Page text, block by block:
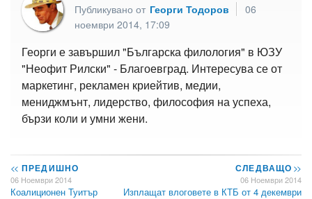
Публикувано от Георги Тодоров
06
ноември 2014, 17:09
Георги е завършил "Българска филология" в ЮЗУ
"Неофит Рилски" - Благоевград. Интересува се от
маркетинг, рекламен криейтив, медии,
мениджмънт, лидерство, философия на успеха,
бързи коли и умни жени.
<< ПРЕДИШНО
06 Ноември 2014
Коалиционен Туитър
СЛЕДВАЩО>>
06 Ноември 2014
Изплащат влоговете в КТБ от 4 декември